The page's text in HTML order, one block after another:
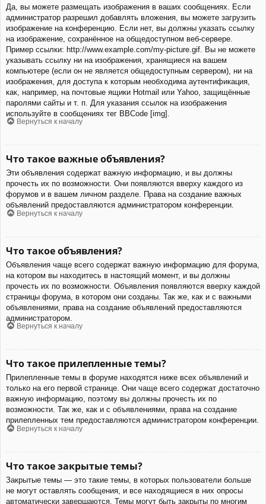
Да, вы можете размещать изображения в ваших сообщениях. Если
администратор разрешил добавлять вложения, вы можете загрузить
изображение на конференцию. Если нет, вы должны указать ссылку
на изображение, сохранённое на общедоступном веб-сервере.
Пример ссылки: http://www.example.com/my-picture.gif. Вы не можете
указывать ссылку ни на изображения, хранящиеся на вашем
компьютере (если он не является общедоступным сервером), ни на
изображения, для доступа к которым необходима аутентификация,
как, например, на почтовые ящики Hotmail или Yahoo, защищённые
паролями сайты и т. п. Для указания ссылок на изображения
используйте в сообщениях тег BBCode [img].
Вернуться к началу
Что такое важные объявления?
Эти объявления содержат важную информацию, и вы должны
прочесть их по возможности. Они появляются вверху каждого из
форумов и в вашем личном разделе. Права на создание важных
объявлений предоставляются администратором конференции.
Вернуться к началу
Что такое объявления?
Объявления чаще всего содержат важную информацию для форума,
на котором вы находитесь в настоящий момент, и вы должны
прочесть их по возможности. Объявления появляются вверху каждой
страницы форума, в котором они созданы. Так же, как и с важными
объявлениями, права на создание объявлений предоставляются
администратором.
Вернуться к началу
Что такое прилепленные темы?
Прилепленные темы в форуме находятся ниже всех объявлений и
только на его первой странице. Они чаще всего содержат достаточно
важную информацию, поэтому вы должны прочесть их по
возможности. Так же, как и с объявлениями, права на создание
прилепленных тем предоставляются администратором конференции.
Вернуться к началу
Что такое закрытые темы?
Закрытые темы — это такие темы, в которых пользователи больше
не могут оставлять сообщения, и все находящиеся в них опросы
автоматически завершаются. Темы могут быть закрыты по многим